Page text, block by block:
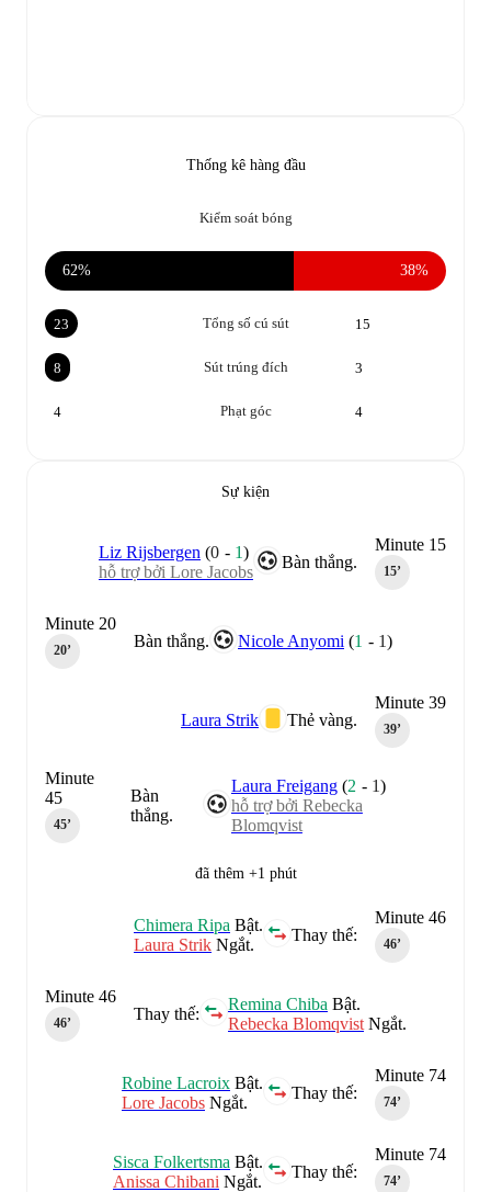
Thống kê hàng đầu
Kiểm soát bóng
62% 38%
Tổng số cú sút
23 15
Sút trúng đích
8 3
Phạt góc
4 4
Sự kiện
Minute 15
15‎’‎
Bàn thắng.
Liz Rijsbergen (0 - 1)
hỗ trợ bởi Lore Jacobs
Bàn thắng. Nicole Anyomi (1 - 1)
Minute 20
20‎’‎
Minute 39
39‎’‎
Thẻ vàng.
Laura Strik
Bàn
thắng.
Laura Freigang (2 - 1)
hỗ trợ bởi Rebecka
Blomqvist
Minute
45
45‎’‎
đã thêm +1 phút
Minute 46
46‎’‎
Thay thế:
Chimera Ripa Bật.
Laura Strik Ngắt.
Thay thế:
Remina Chiba Bật.
Rebecka Blomqvist Ngắt.
Minute 46
46‎’‎
Minute 74
74‎’‎
Thay thế:
Robine Lacroix Bật.
Lore Jacobs Ngắt.
Minute 74
74‎’‎
Thay thế:
Sisca Folkertsma Bật.
Anissa Chibani Ngắt.